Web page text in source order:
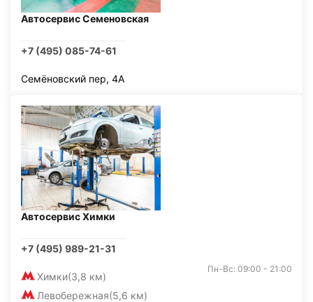
Автосервис Семеновская
+7 (495) 085-74-61
Семёновский пер, 4А
Автосервис Химки
+7 (495) 989-21-31
Химки(3,8 км)
Левобережная(5,6 км)
Пн-Вс: 09:00 - 21:00